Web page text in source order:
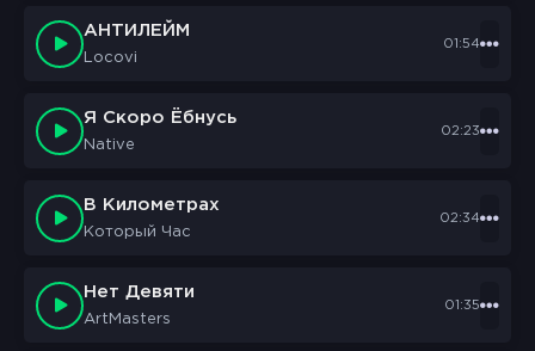
АНТИЛЕЙМ
Locovi
01:54
Я Скоро Ёбнусь
Native
02:23
В Километрах
Который Час
02:34
Нет Девяти
ArtMasters
01:35